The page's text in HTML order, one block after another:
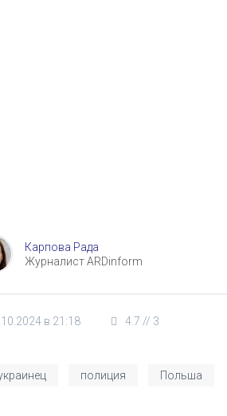
Карпова Рада
Журналист ARDinform
в 21:18 4.7 // 3
полиция Польша